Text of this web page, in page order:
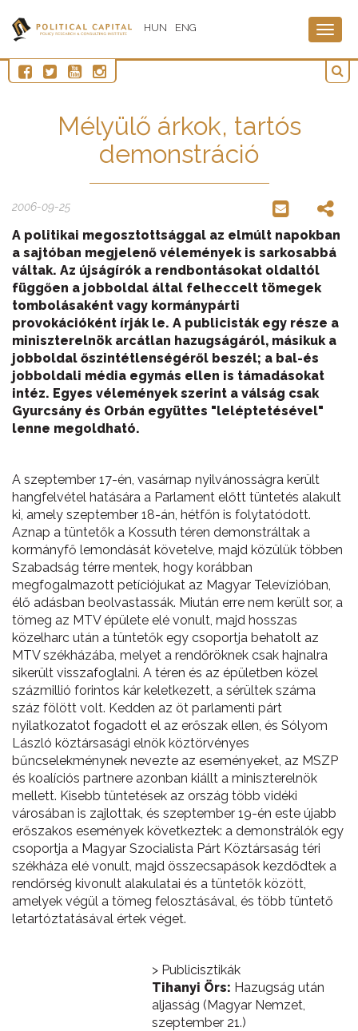
HUN ENG
Mélyülő árkok, tartós
demonstráció
2006-09-25
A politikai megosztottsággal az elmúlt napokban
a sajtóban megjelenő vélemények is sarkosabbá
váltak. Az újságírók a rendbontásokat oldaltól
függően a jobboldal által felheccelt tömegek
tombolásaként vagy kormánypárti
provokációként írják le. A publicisták egy része a
miniszterelnök arcátlan hazugságáról, másikuk a
jobboldal őszintétlenségéről beszél; a bal-és
jobboldali média egymás ellen is támadásokat
intéz. Egyes vélemények szerint a válság csak
Gyurcsány és Orbán együttes "leléptetésével"
lenne megoldható.
A szeptember 17-én, vasárnap nyilvánosságra került
hangfelvétel hatására a Parlament előtt tüntetés alakult
ki, amely szeptember 18-án, hétfőn is folytatódott.
Aznap a tüntetők a Kossuth téren demonstráltak a
kormányfő lemondását követelve, majd közülük többen
Szabadság térre mentek, hogy korábban
megfogalmazott petíciójukat az Magyar Televízióban,
élő adásban beolvastassák. Miután erre nem került sor, a
tömeg az MTV épülete elé vonult, majd hosszas
közelharc után a tüntetők egy csoportja behatolt az
MTV székházába, melyet a rendőröknek csak hajnalra
sikerült visszafoglalni. A téren és az épületben közel
százmillió forintos kár keletkezett, a sérültek száma
száz fölött volt. Kedden az öt parlamenti párt
nyilatkozatot fogadott el az erőszak ellen, és Sólyom
László köztársasági elnök köztörvényes
bűncselekménynek nevezte az eseményeket, az MSZP
és koalíciós partnere azonban kiállt a miniszterelnök
mellett. Kisebb tüntetések az ország több vidéki
városában is zajlottak, és szeptember 19-én este újabb
erőszakos események következtek: a demonstrálók egy
csoportja a Magyar Szocialista Párt Köztársaság téri
székháza elé vonult, majd összecsapások kezdődtek a
rendőrség kivonult alakulatai és a tüntetők között,
amelyek végül a tömeg felosztásával, és több tüntető
letartóztatásával értek véget.
> Publicisztikák
Tihanyi Örs: Hazugság után
aljasság (Magyar Nemzet,
szeptember 21.)